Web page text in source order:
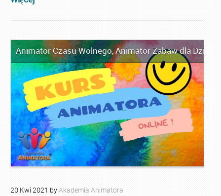
Animator Czasu Wolnego,Animator Zabaw dla Dzieci
20 Kwi 2021 byAkademia Animatora